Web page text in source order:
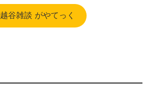
越谷雑談 がやてっく